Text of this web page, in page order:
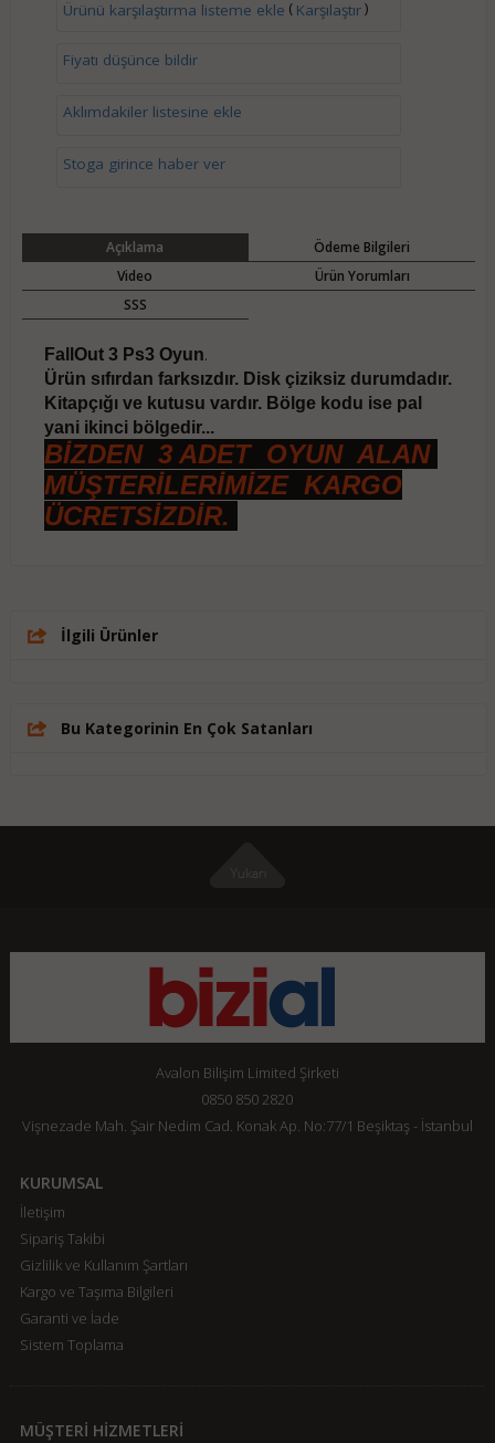
Ürünü karşılaştırma listeme ekle ( Karşılaştır)
Fiyatı düşünce bildir
Aklımdakiler listesine ekle
Stoga girince haber ver
Açıklama
Ödeme Bilgileri
Video
Ürün Yorumları
SSS
FallOut 3 Ps3 Oyun.
Ürün sıfırdan farksızdır. Disk çiziksiz durumdadır.
Kitapçığı ve kutusu vardır. Bölge kodu ise pal
yani ikinci bölgedir...
BİZDEN 3 ADET OYUN ALAN
MÜŞTERİLERİMİZE KARGO
ÜCRETSİZDİR.
İlgili Ürünler
Bu Kategorinin En Çok Satanları
Avalon Bilişim Limited Şirketi
0850 850 2820
Vişnezade Mah. Şair Nedim Cad. Konak Ap. No:77/1 Beşiktaş - İstanbul
KURUMSAL
İletişim
Sipariş Takibi
Gizlilik ve Kullanım Şartları
Kargo ve Taşıma Bilgileri
Garanti ve İade
Sistem Toplama
MÜŞTERİ HİZMETLERİ